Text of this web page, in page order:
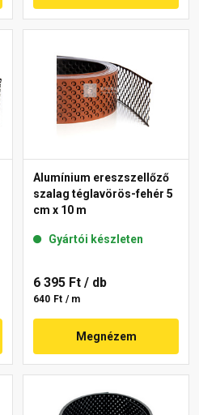
Alumínium ereszszellőző
szalag téglavörös-fehér 5
cm x 10 m
Gyártói készleten
6 395 Ft / db
640 Ft / m
Megnézem